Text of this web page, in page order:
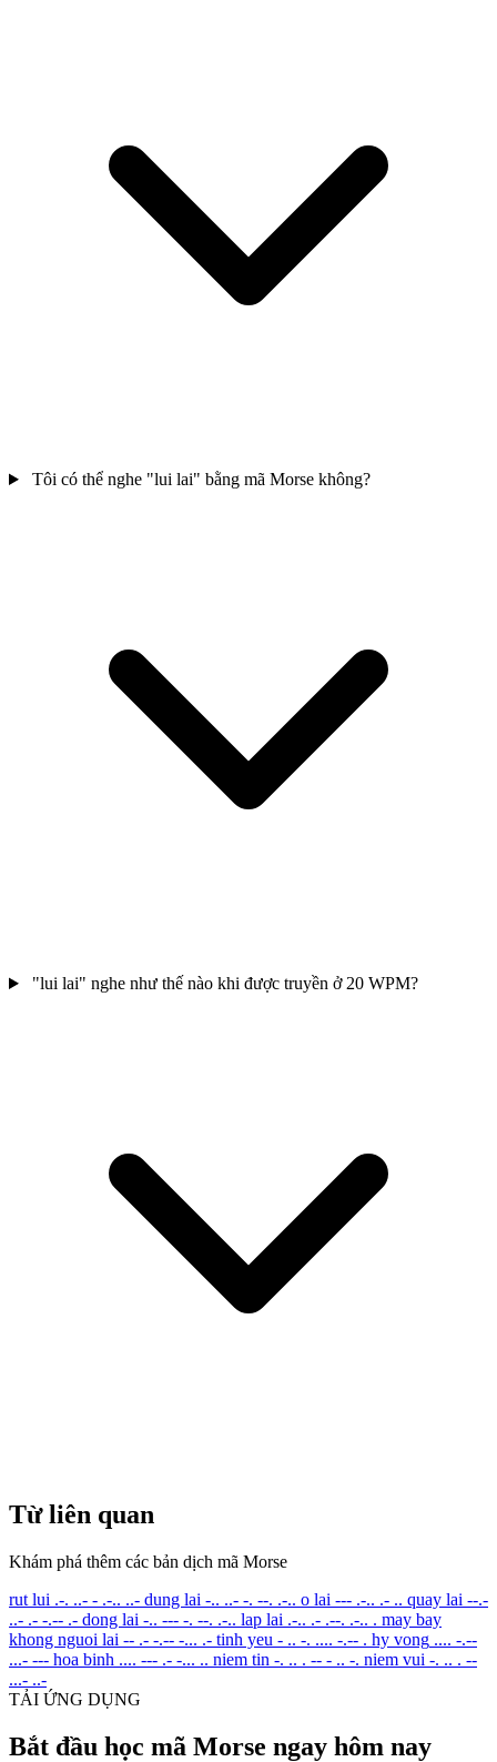
Tôi có thể nghe "lui lai" bằng mã Morse không?
"lui lai" nghe như thế nào khi được truyền ở 20 WPM?
Từ liên quan
Khám phá thêm các bản dịch mã Morse
rut lui .-. ..- - .-.. ..- dung lai -.. ..- -. --. .-.. o lai --- .-.. .- .. quay lai --.-
..- .- -.-- .- dong lai -.. --- -. --. .-.. lap lai .-.. .- .--. .-.. . may bay
khong nguoi lai -- .- -.-- -... .- tinh yeu - .. -. .... -.-- . hy vong .... -.--
...- --- hoa binh .... --- .- -... .. niem tin -. .. . -- - .. -. niem vui -. .. . --
...- ..-
TẢI ỨNG DỤNG
Bắt đầu học mã Morse ngay hôm nay